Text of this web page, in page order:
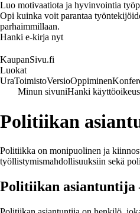
Luo motivaatiota ja hyvinvointia
Opi kuinka voit parantaa
parhaimmillaan.
Hanki e-kirja nyt
KaupanSivu.fi
Luokat
UraToimistoVersioOppiminen
Minun sivuniHanki käyttöoikeus
Politiikan
Politiikka on monipuolinen ja
työllistymismahdollisuuksiin sekä
Politiikan asiantuntija